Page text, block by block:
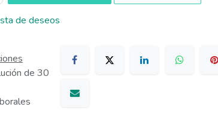
de deseos
de 30